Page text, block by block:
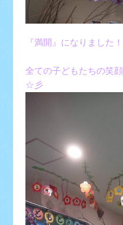
『満開』になりました
全ての子どもたちの笑
☆彡